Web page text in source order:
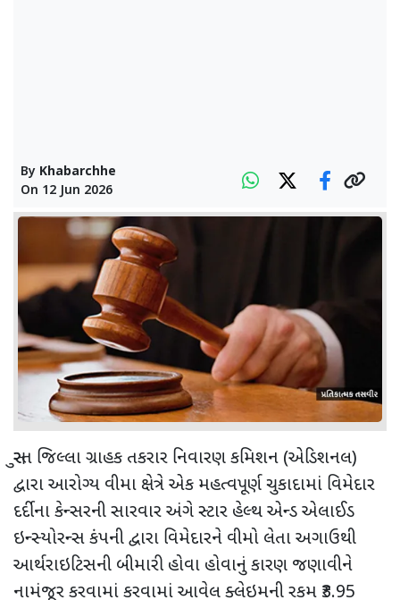
By Khabarchhe
On 12 Jun 2026
સુરત જિલ્લા ગ્રાહક તકરાર નિવારણ કમિશન (એડિશનલ)
દ્વારા આરોગ્ય વીમા ક્ષેત્રે એક મહત્વપૂર્ણ ચુકાદામાં વિમેદાર
દર્દીના કેન્સરની સારવાર અંગે સ્ટાર હેલ્થ એન્ડ એલાઈડ
ઇન્સ્યોરન્સ કંપની દ્વારા વિમેદારને વીમો લેતા અગાઉથી
આર્થરાઇટિસની બીમારી હોવા હોવાનું કારણ જણાવીને
નામંજૂર કરવામાં કરવામાં આવેલ ક્લેઇમની રકમ ₹3.95